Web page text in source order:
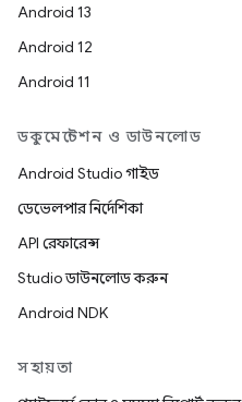
Android 13
Android 12
Android 11
ডকুমেন্টেশন ও ডাউনলোড
Android Studio গাইড
ডেভেলপার নির্দেশিকা
API রেফারেন্স
Studio ডাউনলোড করুন
Android NDK
সহায়তা